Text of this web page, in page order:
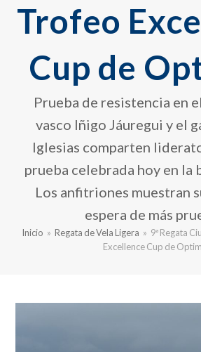
Trofeo
Cup de
Prueba de resistencia en
vasco Iñigo Jáuregui y el
Iglesias comparten
prueba celebrada hoy en la
Los anfitriones muestran
espera de más
Inicio » Regata de Vela Ligera » 9ª Regata
Excellence Cup de